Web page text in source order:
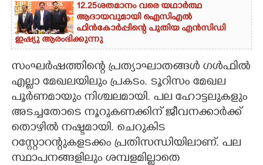
12.25ശതമാനം വരെ യഥാർത്ഥ
ആദായവുമായി ഐസിഎൽ
ഫിൻകോർപ്പിന്റെ പുതിയ എൻസിഡി
ഇഷ്യു ആരംഭിക്കുന്നു
സംഘർഷത്തിന്റെ പ്രത്യാഘാതങ്ങൾ ഗൾഫിൽ
എല്ലാ മേഖലയിലും പ്രകടം. ടൂറിസം മേഖല
പൂർണമായും നിശ്ചലമായി. പല ഹോട്ടലുകളും
അടച്ചതോടെ നൂറുകണക്കിന് ജീവനക്കാർക്ക്
തൊഴിൽ നഷ്ടമായി. ചെറുകിട
റസ്റ്റോറന്റുകളടക്കം പ്രതിസന്ധിയിലാണ്. പല
സ്ഥാപനങ്ങളിലും ശമ്പളമില്ലാതെ